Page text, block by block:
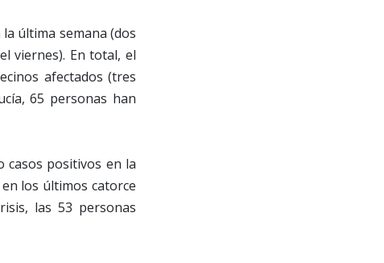
última semana (dos
viernes). En total, el
afectados (tres
65 personas han
casos positivos en la
los últimos catorce
las 53 personas